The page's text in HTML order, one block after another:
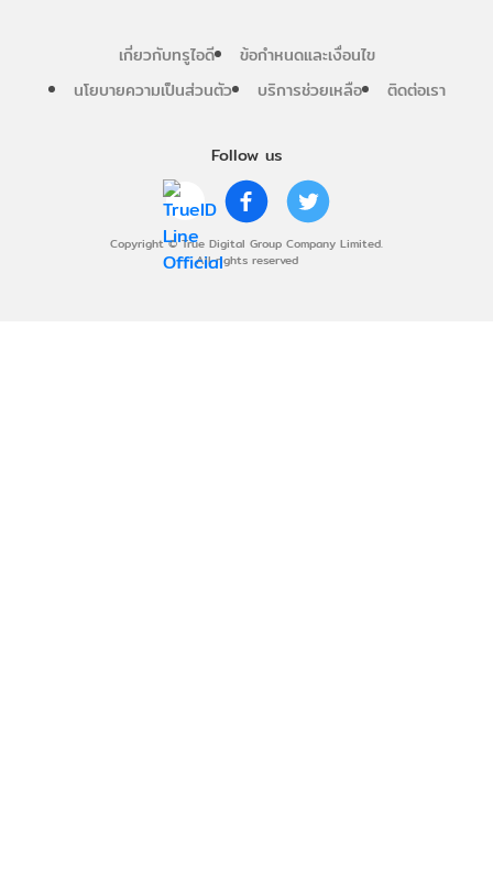
Follow us
Copyright © True Digital Group Company Limited.
All rights reserved
เกี่ยวกับทรูไอดี
ข้อกำหนดและเงื่อนไข
นโยบายความเป็นส่วนตัว
บริการช่วยเหลือ ติดต่อเรา